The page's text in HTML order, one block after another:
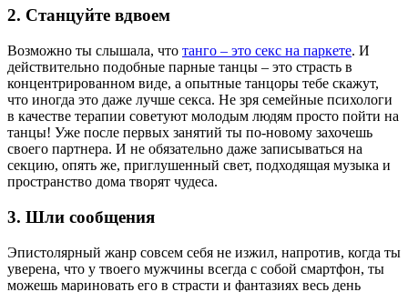
2. Станцуйте вдвоем
Возможно ты слышала, что танго – это секс на паркете. И
действительно подобные парные танцы – это страсть в
концентрированном виде, а опытные танцоры тебе скажут,
что иногда это даже лучше секса. Не зря семейные психологи
в качестве терапии советуют молодым людям просто пойти на
танцы! Уже после первых занятий ты по-новому захочешь
своего партнера. И не обязательно даже записываться на
секцию, опять же, приглушенный свет, подходящая музыка и
пространство дома творят чудеса.
3. Шли сообщения
Эпистолярный жанр совсем себя не изжил, напротив, когда ты
уверена, что у твоего мужчины всегда с собой смартфон, ты
можешь мариновать его в страсти и фантазиях весь день